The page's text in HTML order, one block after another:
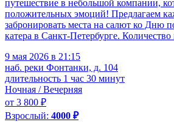
путешествие в небольшой компании,
положительных эмоций! Предлагаем
забронировать места на салют ко Дню
катера в Санкт-Петербурге.
9 мая 2026 в 21:15
наб. реки Фонтанки, д. 104
длительность 1 час 30 минут
Ночная / Вечерняя
от 3 800 ₽
Взрослый: 4000 ₽